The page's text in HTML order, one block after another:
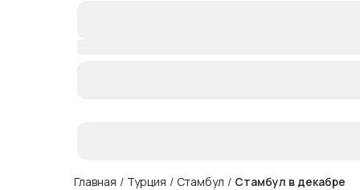
Главная / Турция / Стамбул / Стамбул в декабре